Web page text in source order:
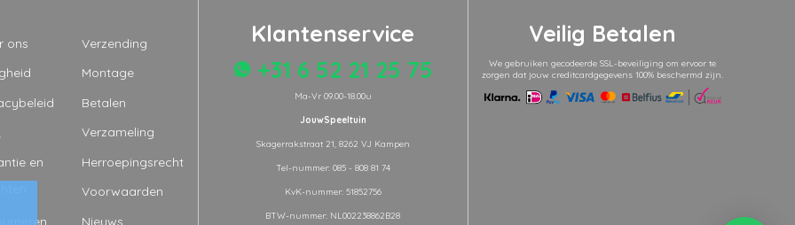
ons
Verzending
Montage
Betalen
Verzameling
en
Herroepingsrecht
Voorwaarden
Nieuws
Klantenservice
+31 6 52 21 25 75
Ma-Vr 09.00-18.00u
JouwSpeeltuin
Skagerrakstraat 21, 8262 VJ Kampen
Tel-nummer: 085 - 808 81 74
KvK-nummer: 51852756
BTW-nummer: NL002238862B28
Veilig Betalen
We gebruiken gecodeerde SSL-beveiliging om ervoor te
zorgen dat jouw creditcardgegevens 100% beschermd zijn.